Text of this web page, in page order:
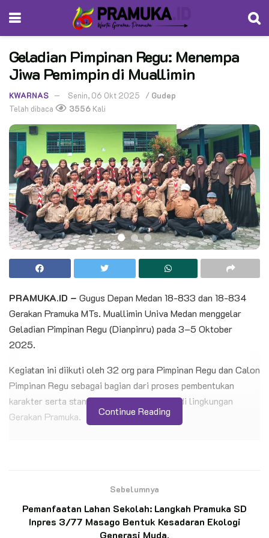
Geladian Pimpinan Regu: Menempa
Jiwa Pemimpin di Muallimin
KWARNAS Senin, 06 Okt 2025 / Gudep
Telah dibaca
3556 Kali
PRAMUKA.ID – Gugus Depan Medan 18-833 dan 18-834
Gerakan Pramuka MTs. Muallimin Univa Medan menggelar
Geladian Pimpinan Regu (Dianpinru) pada 3–5 Oktober
2025.
Kegiatan ini diikuti oleh 32 org para Pimpinan Regu dan Calon
Pimpinan Regu sebagai bagian dari proses pembentukan
karakter serta standarisasi kepemimpinan di lingkungan
Gerakan Pramuka.
Pembina: “Ini Transfer Spirit”
Momen Bersejarah: Gudep KBRI Kairo Lepas
Continue Reading
Sebelumnya
Pemanfaatan Lahan Sekolah: Langkah Pramuka SD
Inpres 3/77 Masago Bentuk Kesadaran Ekologi
Generasi Muda.